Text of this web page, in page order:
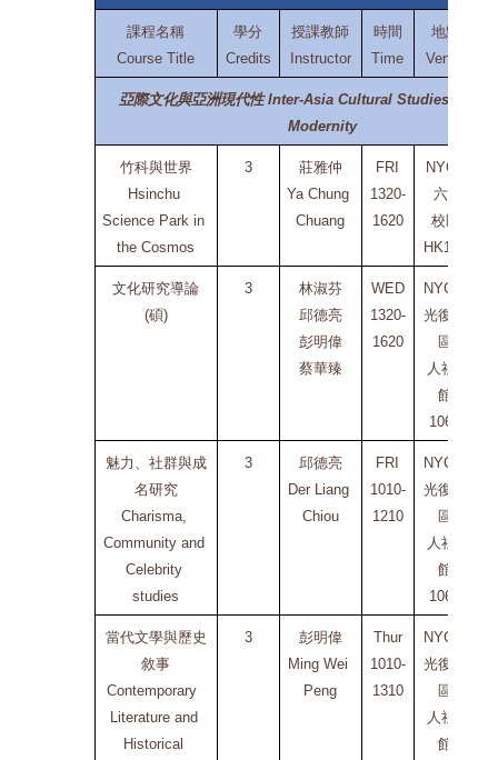
課程名稱
Course Title
學分
Credits
授課教師
Instructor
時間
Time
地點
Venue
亞際文化與亞洲現代性 Inter-Asia Cultural Studies and
Modernity
竹科與世界
Hsinchu
Science Park in
the Cosmos
3
莊雅仲
Ya Chung
Chuang
FRI
1320-
1620
NYCU
六家
校區
HK105
文化研究導論
(碩)
3
林淑芬
邱德亮
彭明偉
蔡華臻
WED
1320-
1620
NYCU
光復校
區
人社2
館
106A
魅力、社群與成
名研究
Charisma,
Community and
Celebrity
studies
3
邱德亮
Der Liang
Chiou
FRI
1010-
1210
NYCU
光復校
區
人社2
館
106A
當代文學與歷史
敘事
Contemporary
Literature and
Historical
3
彭明偉
Ming Wei
Peng
Thur
1010-
1310
NYCU
光復校
區
人社2
館